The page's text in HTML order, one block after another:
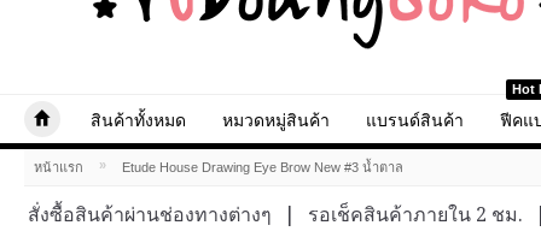
สินค้าทั้งหมด หมวดหมู่สินค้า แบรนด์สินค้า
Hot
ฟีคแ
หน้าแรก » Etude House Drawing Eye Brow New #3 น้ำตาล
สั่งซื้อสินค้าผ่านช่องทางต่างๆ รอเช็คสินค้าภายใน 2 ชม.